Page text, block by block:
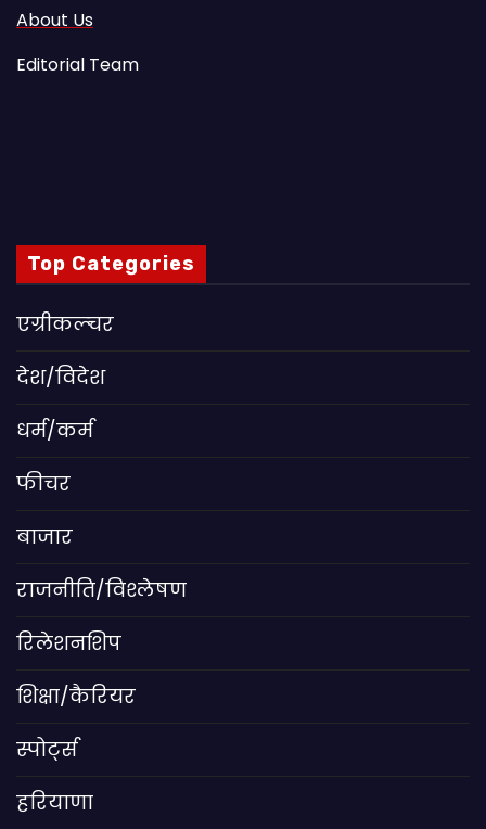
About Us
Editorial Team
Top Categories
एग्रीकल्चर
देश/विदेश
धर्म/कर्म
फीचर
बाजार
राजनीति/विश्लेषण
रिलेशनशिप
शिक्षा/कैरियर
स्पोर्ट्स
हरियाणा